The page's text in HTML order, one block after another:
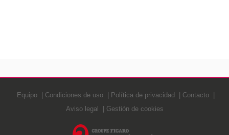
Equipo Condiciones de uso Política de privacidad
Contacto
Aviso legal
Gestión de cookies